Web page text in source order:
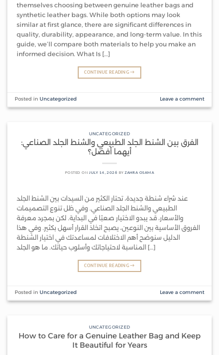
themselves choosing between genuine leather bags and
synthetic leather bags. While both options may look
similar at first glance, there are significant differences in
quality, durability, appearance, and long-term value. In this
guide, we’ll compare both materials to help you make an
informed decision. What Is […]
CONTINUE READING→
Posted inUncategorized Leave a comment
UNCATEGORIZED
الفرق بين الشنط الجلد الطبيعي والشنط الجلد الصناعي:
أيهما أفضل؟
POSTED ON JULY 14, 2026 BYZAHRA OSAMA
عند شراء شنطة جديدة، تحتار الكثير من السيدات بين الشنط الجلد
الطبيعي والشنط الجلد الصناعي. وفي ظل تنوع التصميمات
والأسعار، قد يبدو الاختيار صعبًا في البداية. لكن بمجرد معرفة
الفروق الأساسية بين النوعين، يصبح اتخاذ القرار أسهل بكثير. وفي هذا
الدليل سنوضح أهم الاختلافات لمساعدتك في اختيار الشنطة
المناسبة لاحتياجاتك وأسلوب حياتك. ما هو الجلد […]
CONTINUE READING→
Posted inUncategorized Leave a comment
UNCATEGORIZED
How to Care for a Genuine Leather Bag and Keep
It Beautiful for Years